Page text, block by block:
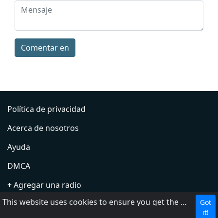
Comentar en
Política de privacidad
Acerca de nosotros
Ayuda
DMCA
+ Agregar una radio
Contacto
This website uses cookies to ensure you get the best experience on our website.
Got
it!